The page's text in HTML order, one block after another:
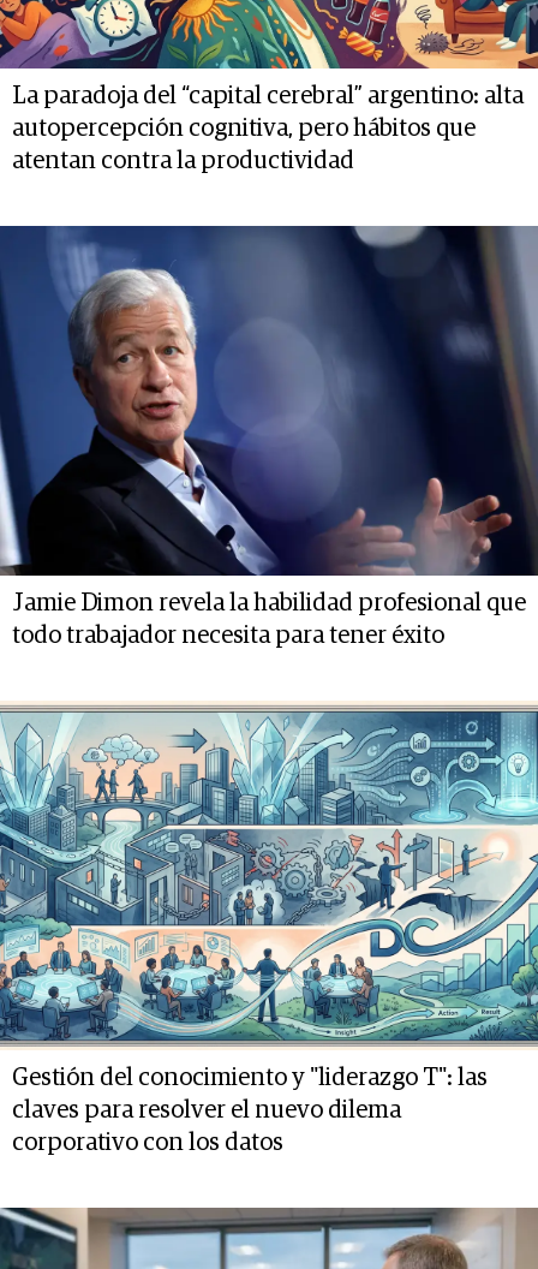
La paradoja del “capital cerebral” argentino: alta
autopercepción cognitiva, pero hábitos que
atentan contra la productividad
Jamie Dimon revela la habilidad profesional que
todo trabajador necesita para tener éxito
Gestión del conocimiento y "liderazgo T": las
claves para resolver el nuevo dilema
corporativo con los datos